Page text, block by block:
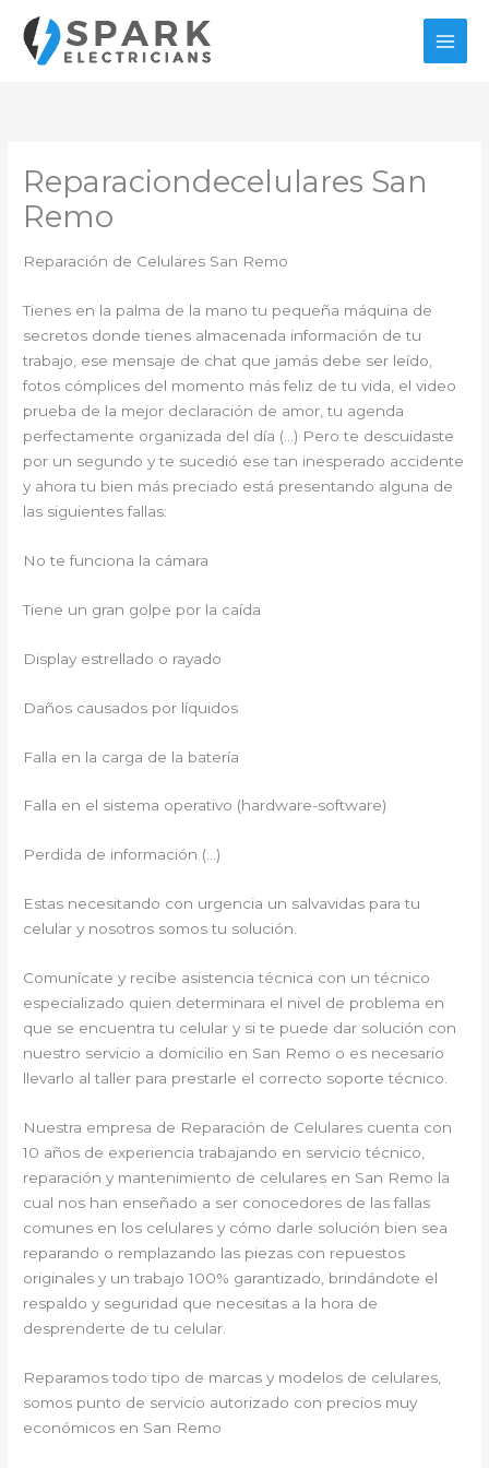
contenido
Reparaciondecelulares San
Remo
Reparación de Celulares San Remo
Tienes en la palma de la mano tu pequeña máquina de
secretos donde tienes almacenada información de tu
trabajo, ese mensaje de chat que jamás debe ser leído,
fotos cómplices del momento más feliz de tu vida, el video
prueba de la mejor declaración de amor, tu agenda
perfectamente organizada del día (…) Pero te descuidaste
por un segundo y te sucedió ese tan inesperado accidente
y ahora tu bien más preciado está presentando alguna de
las siguientes fallas:
No te funciona la cámara
Tiene un gran golpe por la caída
Display estrellado o rayado
Daños causados por líquidos
Falla en la carga de la batería
Falla en el sistema operativo (hardware-software)
Perdida de información (…)
Estas necesitando con urgencia un salvavidas para tu
celular y nosotros somos tu solución.
Comunícate y recibe asistencia técnica con un técnico
especializado quien determinara el nivel de problema en
que se encuentra tu celular y si te puede dar solución con
nuestro servicio a domicilio en San Remo o es necesario
llevarlo al taller para prestarle el correcto soporte técnico.
Nuestra empresa de Reparación de Celulares cuenta con
10 años de experiencia trabajando en servicio técnico,
reparación y mantenimiento de celulares en San Remo la
cual nos han enseñado a ser conocedores de las fallas
comunes en los celulares y cómo darle solución bien sea
reparando o remplazando las piezas con repuestos
originales y un trabajo 100% garantizado, brindándote el
respaldo y seguridad que necesitas a la hora de
desprenderte de tu celular.
Reparamos todo tipo de marcas y modelos de celulares,
somos punto de servicio autorizado con precios muy
económicos en San Remo